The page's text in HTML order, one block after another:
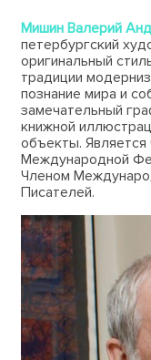
Мишин Валерий
петербургский
оригинальный
традиции
познание мира и
замечательный
книжной
объекты.
Международной
Членом
Писателей.